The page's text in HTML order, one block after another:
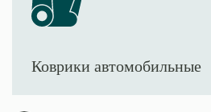
Коврики автомобильные